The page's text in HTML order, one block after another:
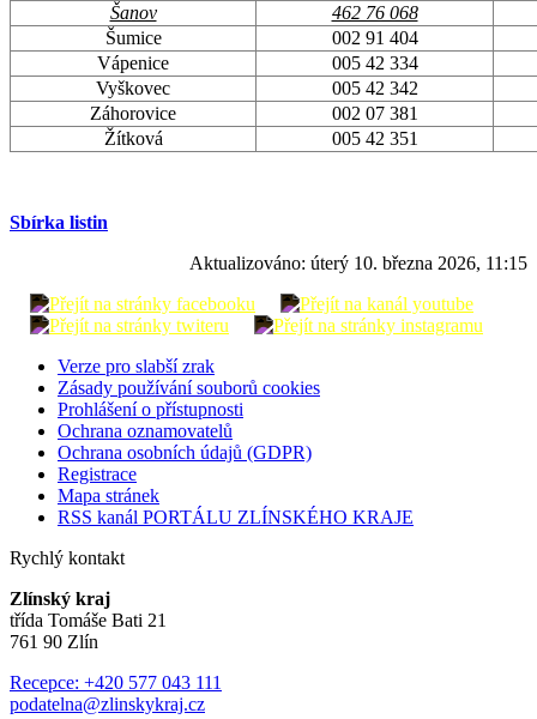
Šanov
462 76 068
Šumice
002 91 404
Vápenice
005 42 334
Vyškovec
005 42 342
Záhorovice
002 07 381
Žítková
005 42 351
Sbírka listin
Aktualizováno: úterý 10. března 2026, 11:15
Verze pro slabší zrak
Zásady používání souborů cookies
Prohlášení o přístupnosti
Ochrana oznamovatelů
Ochrana osobních údajů (GDPR)
Registrace
Mapa stránek
RSS kanál PORTÁLU ZLÍNSKÉHO KRAJE
Rychlý kontakt
Zlínský kraj
třída Tomáše Bati 21
761 90 Zlín
Recepce: +420 577 043 111
podatelna@zlinskykraj.cz